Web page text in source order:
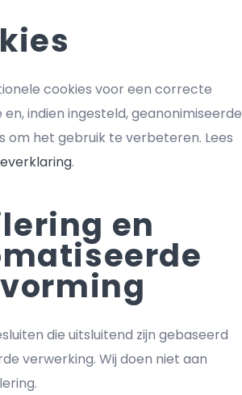
cookies voor een correcte
indien ingesteld, geanonimiseerde
om het gebruik te verbeteren. Lees
.
en
die uitsluitend zijn gebaseerd
verwerking. Wij doen niet aan